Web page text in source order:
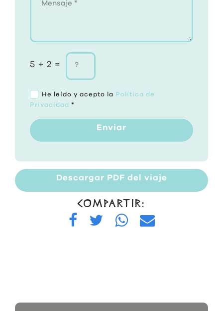
5 + 2 =
He leído y acepto la Política de
Privacidad *
Enviar
Descargar PDF del viaje
COMPARTIR: